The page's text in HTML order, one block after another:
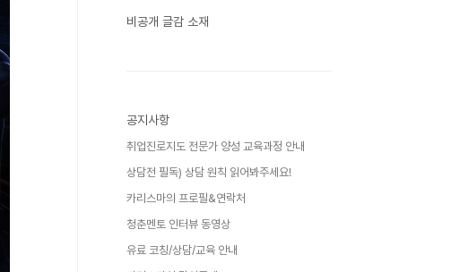
비공개 글감 소재
공지사항
취업진로지도 전문가 양성 교육과정 안내
상담전 필독) 상담 원칙 읽어봐주세요!
카리스마의 프로필&연락처
청춘멘토 인터뷰 동영상
유료 코칭/상담/교육 안내